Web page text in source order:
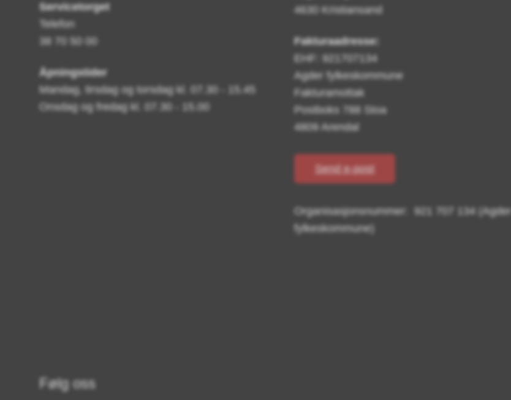
Servicetorget
Telefon
38 70 50 00
Åpningstider
Mandag, tirsdag og torsdag kl. 07.30 - 15.45
Onsdag og fredag kl. 07.30 - 15.00
4630 Kristiansand
Fakturaadresse:
EHF: 921707134
Agder fylkeskommune
Fakturamottak
Postboks 788 Stoa
4809 Arendal
Send e-post
Organisasjonsnummer: 921 707 134 (Agder
fylkeskommune)
Følg oss